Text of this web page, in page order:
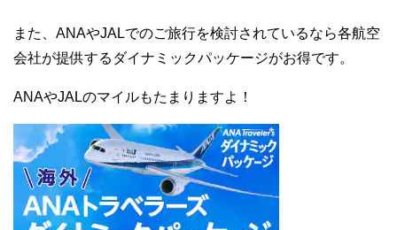
また、ANAやJALでのご旅行を検討されているなら各航空
会社が提供するダイナミックパッケージがお得です。
ANAやJALのマイルもたまりますよ！